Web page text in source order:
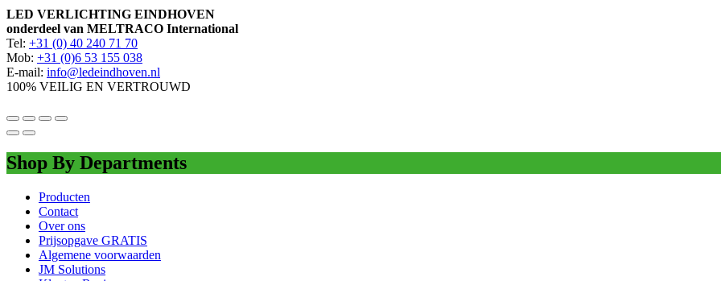
LED VERLICHTING EINDHOVEN
onderdeel van MELTRACO International
Tel: +31 (0) 40 240 71 70
Mob: +31 (0)6 53 155 038
E-mail: info@ledeindhoven.nl
100% VEILIG EN VERTROUWD
Shop By Departments
Producten
Contact
Over ons
Prijsopgave GRATIS
Algemene voorwaarden
JM Solutions